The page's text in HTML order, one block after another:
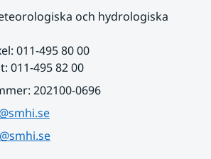
och hydrologiska
011-495 80 00
011-495 82 00
202100-0696